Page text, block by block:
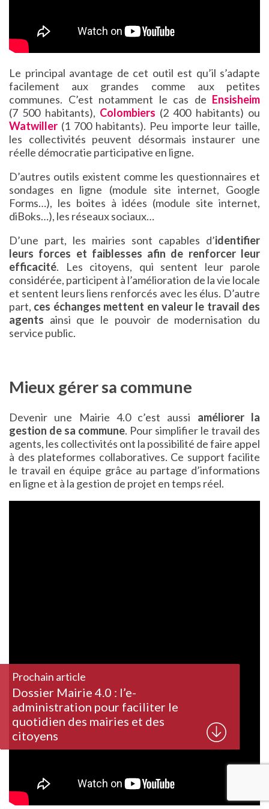
Prochain article
Dossier Mairie 4.0 : l’e-
administration pour faciliter le
quotidien des mairies et des
citoyens
Le principal avantage de cet outil est qu’il s’adapte
facilement aux grandes comme aux petites
communes. C’est notamment le cas de Ensisheim
(7 500 habitants), Colombiers (2 400 habitants) ou
Watwiller (1 700 habitants). Peu importe leur taille,
les collectivités peuvent désormais instaurer une
réelle démocratie participative en ligne.
D’autres outils existent comme les questionnaires et
sondages en ligne (module site internet, Google
Forms…), les boites à idées (module site internet,
diBoks…), les réseaux sociaux…
D’une part, les mairies sont capables d’identifier
leurs forces et faiblesses afin de renforcer leur
efficacité. Les citoyens, qui sentent leur parole
considérée, participent à l’amélioration de la vie locale
et sentent leurs liens renforcés avec les élus. D’autre
part, ces échanges mettent en valeur le travail des
agents ainsi que le pouvoir de modernisation du
service public.
Mieux gérer sa commune
Devenir une Mairie 4.0 c’est aussi améliorer la
gestion de sa commune. Pour simplifier le travail des
agents, les collectivités ont la possibilité de faire appel
à des plateformes collaboratives. Ce support facilite
le travail en équipe grâce au partage d’informations
en ligne et à la gestion de projet en temps réel.